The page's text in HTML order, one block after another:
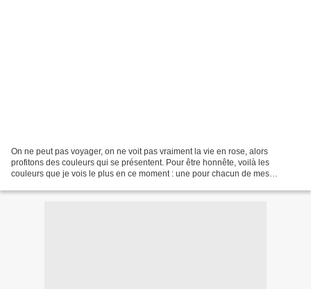
On ne peut pas voyager, on ne voit pas vraiment la vie en rose, alors
profitons des couleurs qui se présentent. Pour être honnête, voilà les
couleurs que je vois le plus en ce moment : une pour chacun de mes